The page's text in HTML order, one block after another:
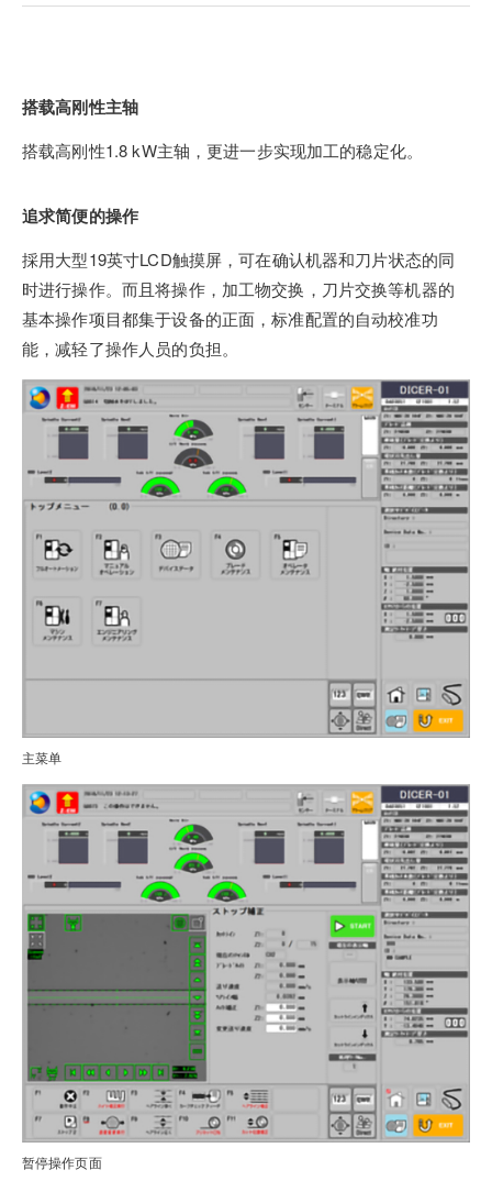
搭载高刚性主轴
搭载高刚性1.8 kW主轴，更进一步实现加工的稳定化。
追求简便的操作
採用大型19英寸LCD触摸屏，可在确认机器和刀片状态的同
时进行操作。而且将操作，加工物交换，刀片交换等机器的
基本操作项目都集于设备的正面，标准配置的自动校准功
能，减轻了操作人员的负担。
主菜单
暂停操作页面